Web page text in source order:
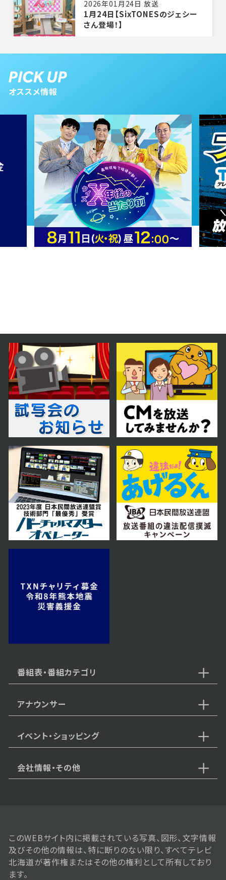
2026年01月24日 放送
1月24日【SixTONESのジェシー
さん登場！】
2026年01月10日 放送
1月10日【とっても癒されるナニコ
レ！？なアイテムを紹介！】
2025年12月20日 放送
12月20日【中継：メガネサロンル
ック】
2025年12月06日 放送
12月6日【中継：ていね温泉ほのか
注目の岩盤浴！】
2025年11月29日 放送
11月29日【中継：COFFEE CITY
FESTIVAL（コーヒーシティフェス
ティバル）】
2025年11月22日 放送
11月22日【中継：にぎわい市場さ
っぽろ】
放題がお得に楽しめる♪
11月8日【北海道が誇る大食い女
【中継：二条市場界隈のグルメが熱
2025年10月18日 放送
10月18日【話題のイベントが札幌
に上陸！行方不明展から中継】
オススメ情報
番組表・番組カテゴリ
アナウンサー
イベント・ショッピング
会社情報・その他
このWEBサイト内に掲載されている写真、図形、文字情報
及びその他の情報は、特に断りのない限り、すべてテレビ
北海道が著作権またはその他の権利として所有しており
ます。